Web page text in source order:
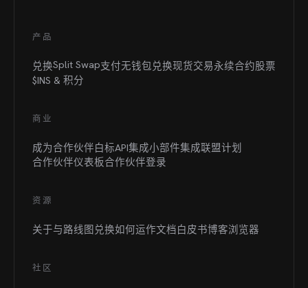
产品
兑换Split Swap支付无钱包兑换现货交易永续合约股票
$INS & 积分
商业
成为合作伙伴白标API集成小部件集成联盟计划
合作伙伴仪表板合作伙伴登录
资源
关于与路线图兑换如何运作文档白皮书博客浏览器
社区